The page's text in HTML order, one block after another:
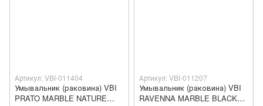
Артикул: VBI-011404
Умывальник (раковина) VBI
PRATO MARBLE NATURE
Артикул: VBI-011207
Умывальник (раковина) VBI
RAVENNA MARBLE BLACK